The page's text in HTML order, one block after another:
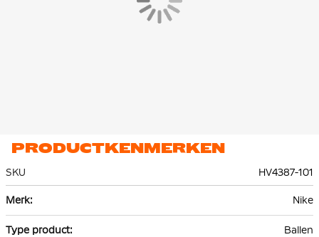
PRODUCTKENMERKEN
SKU
HV4387-101
informatie
Nike
Ballen